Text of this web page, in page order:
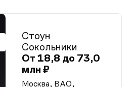
Стоун
Сокольники
От 18,8 до 73,0
млн ₽
Москва, ВАО,